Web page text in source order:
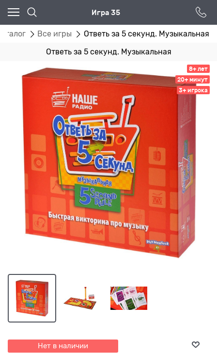
Игра 35
Все игры Ответь за 5 секунд. Музыкальная
Ответь за 5 секунд. Музыкальная
8+ лет
20+ минут
3+ игрока
Нет в наличии